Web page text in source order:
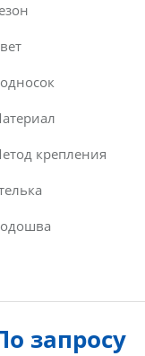
крепления
запросу